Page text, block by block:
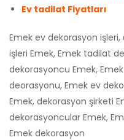
Ev tadilat Fiyatları
Emek ev dekorasyon
işleri Emek, Emek tadilat
dekorasyoncu Emek,
deorasyonu, Emek ev
Emek, dekorasyon şirketi
dekorasyoncular Emek,
Emek dekorasyon